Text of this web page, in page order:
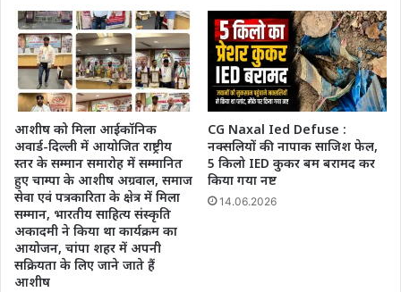
आशीष को मिला आईकॉनिक
अवार्ड-दिल्ली में आयोजित राष्ट्रीय
स्तर के सम्मान समारोह में सम्मानित
हुए चाम्पा के आशीष अग्रवाल, समाज
सेवा एवं पत्रकारिता के क्षेत्र में मिला
सम्मान, भारतीय साहित्य संस्कृति
अकादमी ने किया था कार्यक्रम का
आयोजन, चांपा शहर में अपनी
सक्रियता के लिए जाने जाते हैं
आशीष
CG Naxal Ied Defuse :
नक्सलियों की नापाक साजिश फेल,
5 किलो IED कुकर बम बरामद कर
किया गया नष्ट
14.06.2026